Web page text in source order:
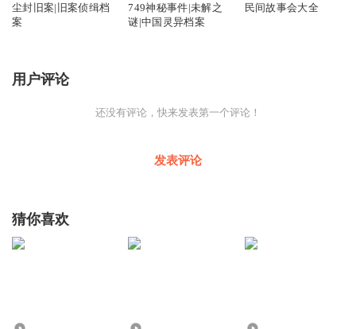
尘封旧案|旧案侦缉档
案
749神秘事件|未解之
谜|中国灵异档案
民间故事会大全
用户评论
还没有评论，快来发表第一个评论！
发表评论
猜你喜欢